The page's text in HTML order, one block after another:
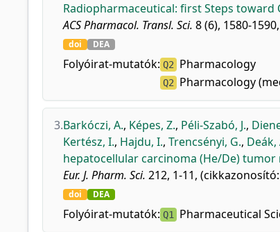
Radiopharmaceutical: first Steps toward
ACS Pharmacol. Transl. Sci. 8 (6), 1580-
doi DEA
Folyóirat-mutatók: Q2 Pharmacology
Q2 Pharmacology
3.Barkóczi, A., Képes, Z., Péli-Szabó, J.,
Kertész, I., Hajdu, I., Trencsényi, G., Deák,
hepatocellular carcinoma (He/De) tumor
Eur. J. Pharm. Sci. 212, 1-11,
doi DEA
Folyóirat-mutatók: Q1 Pharmaceutical